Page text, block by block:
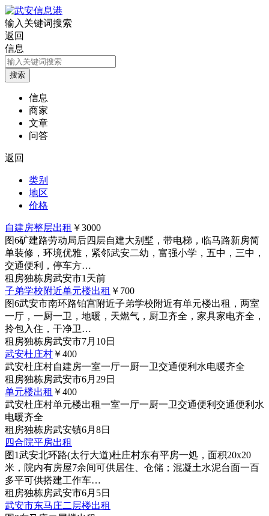
输入关键词搜索
返回
信息
信息
商家
文章
问答
返回
类别
地区
价格
自建房整层出租 ￥3000
图6矿建路劳动局后四层自建大别墅，带电梯，临马路新房简
单装修，环境优雅，紧邻武安二幼，富强小学，五中，三中，
交通便利，停车方…
租房独栋房武安市1天前
子弟学校附近单元楼出租 ￥700
图6武安市南环路铂宫附近子弟学校附近有单元楼出租，两室
一厅，一厨一卫，地暖，天燃气，厨卫齐全，家具家电齐全，
拎包入住，干净卫…
租房独栋房武安市7月10日
武安杜庄村 ￥400
武安杜庄村自建房一室一厅一厨一卫交通便利水电暖齐全
租房独栋房武安市6月29日
单元楼出租 ￥400
武安杜庄村单元楼出租一室一厅一厨一卫交通便利交通便利水
电暖齐全
租房独栋房武安镇6月8日
四合院平房出租
图1武安北环路(太行大道)杜庄村东有平房一処，面积20x20
米，院内有房屋7余间可供居住、仓储；混凝土水泥台面一百
多平可供搭建工作车…
租房独栋房武安市6月5日
武安市东马庄二层楼出租